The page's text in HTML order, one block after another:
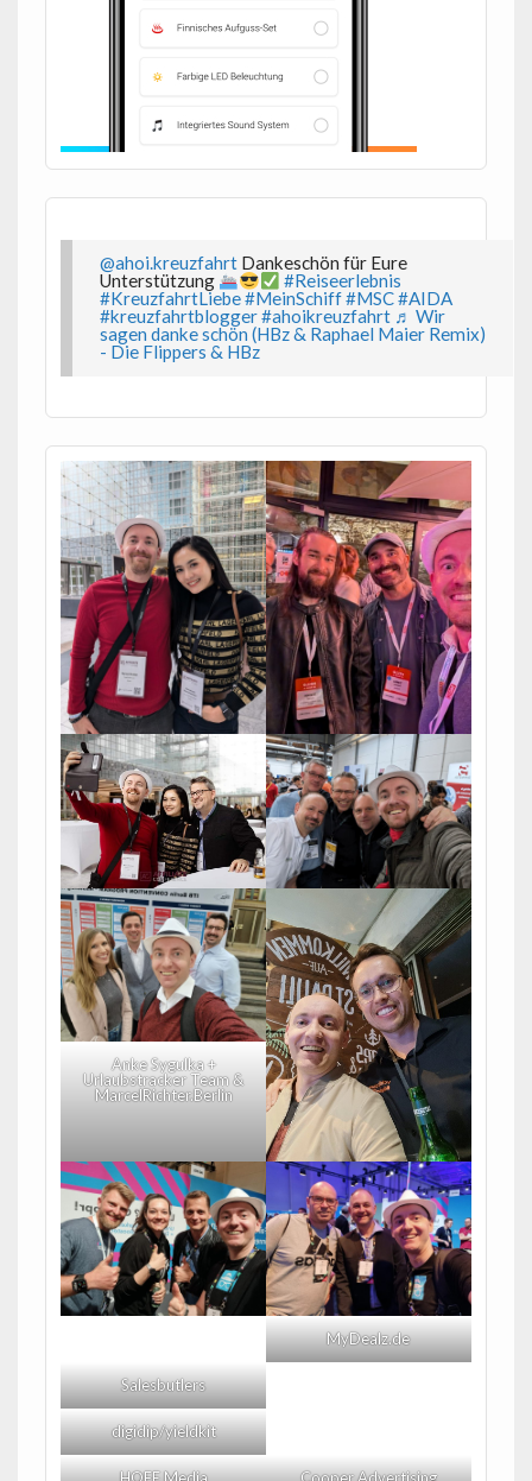
@ahoi.kreuzfahrt Dankeschön für Eure
Unterstützung
#Reiseerlebnis
#KreuzfahrtLiebe#MeinSchiff#MSC#AIDA
#kreuzfahrtblogger#ahoikreuzfahrt ♬ Wir
sagen danke schön (HBz & Raphael Maier Remix)
- Die Flippers & HBz
Anke Sygulka +
Urlaubstracker Team &
MarcelRichter.Berlin
MyDealz.de
Salesbutlers
digidip/yieldkit
HOFE Media Cooper Advertising